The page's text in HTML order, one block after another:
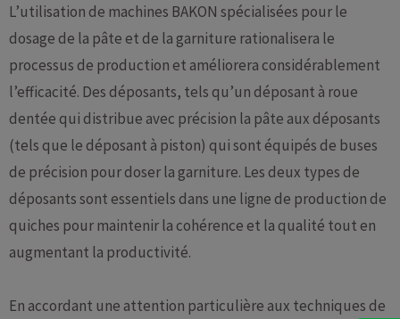
L’utilisation de machines BAKON spécialisées pour le
dosage de la pâte et de la garniture rationalisera le
processus de production et améliorera considérablement
l’efficacité. Des déposants, tels qu’un déposant à roue
dentée qui distribue avec précision la pâte aux déposants
(tels que le déposant à piston) qui sont équipés de buses
de précision pour doser la garniture. Les deux types de
déposants sont essentiels dans une ligne de production de
quiches pour maintenir la cohérence et la qualité tout en
augmentant la productivité.
En accordant une attention particulière aux techniques de